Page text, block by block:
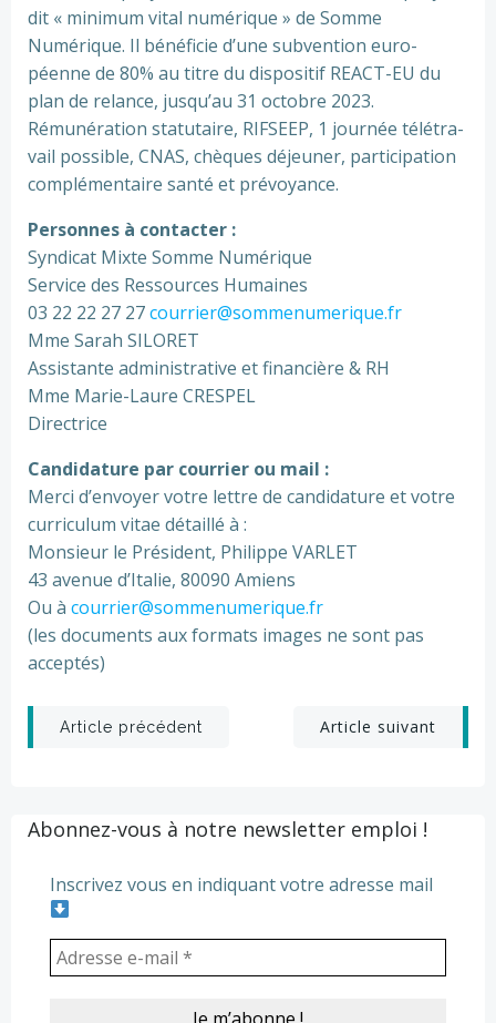
dit « mini­mum vital numé­ri­que » de Somme
Numérique. Il béné­fi­cie d’une sub­ven­tion euro­
péenne de 80% au titre du dis­po­si­tif REACT-EU du
plan de relance, jusqu’au 31 octo­bre 2023.
Rémunération sta­tu­taire, RIFSEEP, 1 jour­née télé­tra­
vail pos­si­ble, CNAS, chè­ques déjeu­ner, par­ti­ci­pa­tion
com­plé­men­taire santé et pré­voyance.
Personnes à contac­ter :
Syndicat Mixte Somme Numérique
Service des Ressources Humaines
03 22 22 27 27cour­rier@­som­me­nu­me­ri­que.fr
Mme Sarah SILORET
Assistante admi­nis­tra­tive et finan­cière & RH
Mme Marie-Laure CRESPEL
Directrice
Candidature par cour­rier ou mail :
Merci d’envoyer votre lettre de can­di­da­ture et votre
cur­ri­cu­lum vitae détaillé à :
Monsieur le Président, Philippe VARLET
43 avenue d’Italie, 80090 Amiens
Ou à cour­rier@­som­me­nu­me­ri­que.fr
(les docu­ments aux for­mats images ne sont pas
accep­tés)
Post
Article précédent
PostArticle suivant
Abonnez-vous à notre newsletter emploi !
Inscrivez vous en indiquant votre adresse mail